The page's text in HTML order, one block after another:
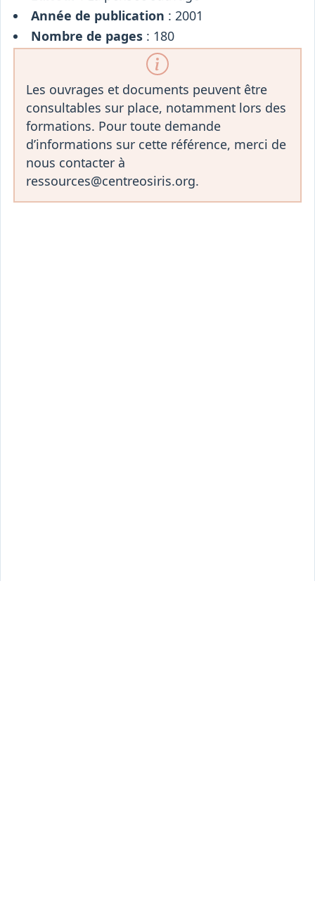
Année de publication : 2001
Nombre de pages: 180
Les ouvrages et documents peuvent être
consultables sur place, notamment lors des
formations. Pour toute demande
d’informations sur cette référence, merci de
nous contacter à
ressources@centreosiris.org.